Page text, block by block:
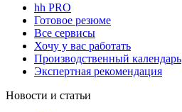
hh PRO
Готовое резюме
Все сервисы
Хочу у вас работать
Производственный календарь
Экспертная рекомендация
Новости и статьи